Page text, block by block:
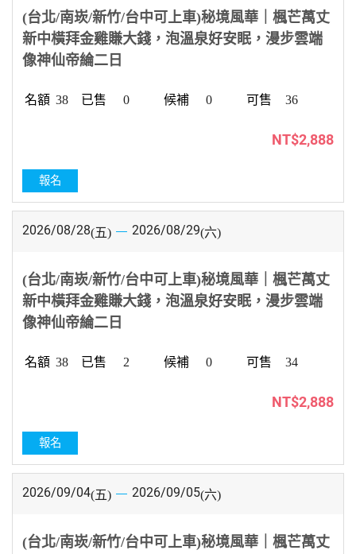
(台北/南崁/新竹/台中可上車)秘境風華｜楓芒萬丈
新中橫拜金雞賺大錢，泡溫泉好安眠，漫步雲端
像神仙帝綸二日
38 0 0 36
NT$2,888
報名
2026/08/28(五) 2026/08/29(六)
(台北/南崁/新竹/台中可上車)秘境風華｜楓芒萬丈
新中橫拜金雞賺大錢，泡溫泉好安眠，漫步雲端
像神仙帝綸二日
38 2 0 34
NT$2,888
報名
2026/09/04(五) 2026/09/05(六)
(台北/南崁/新竹/台中可上車)秘境風華｜楓芒萬丈